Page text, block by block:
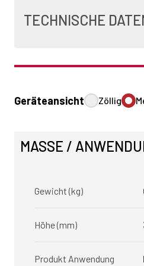
TECHNISCHE
Geräteansicht Zöllig
MASSE /
Gewicht (kg)
Höhe (mm)
Produkt Anwendung